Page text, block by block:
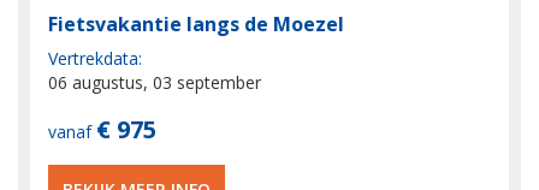
Fietsvakantie langs de Moezel
Vertrekdata:
06 augustus, 03 september
vanaf € 975